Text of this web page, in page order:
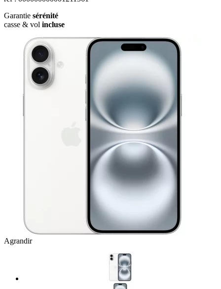
Garantie sérénité
casse & vol incluse
Agrandir